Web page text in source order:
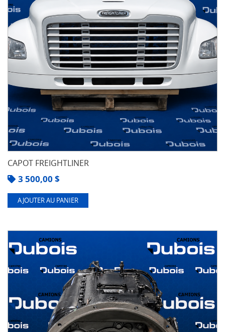
CAPOT FREIGHTLINER
3 500,00 $
AJOUTER AU PANIER